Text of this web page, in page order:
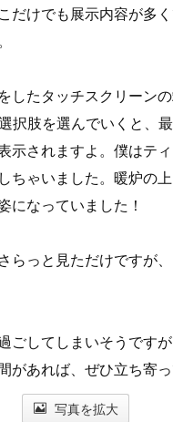
だけでも展示内容が多
したタッチスクリーン
択肢を選んでいくと、
示されますよ。僕はテ
ちゃいました。暖炉の
になっていました！
らっと見ただけですが
ごしてしまいそうです
があれば、ぜひ立ち寄っ
写真を拡大